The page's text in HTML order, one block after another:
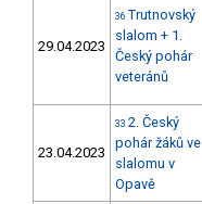
29.04.2023
36 Trutnovský
slalom + 1.
Český pohár
veteránů
23.04.2023
33 2. Český
pohár žáků ve
slalomu v
Opavě